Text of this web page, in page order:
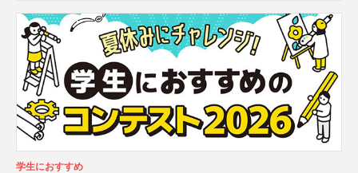
学生におすすめ